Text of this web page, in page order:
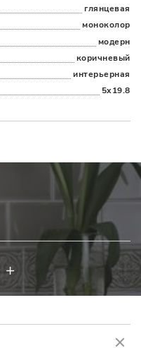
глянцевая
моноколор
модерн
коричневый
интерьерная
5x19.8